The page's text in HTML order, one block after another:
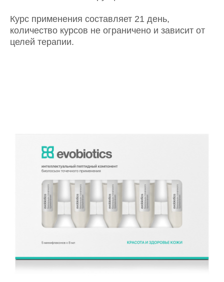
Курс применения составляет 21 день,
количество курсов не ограничено и зависит от
целей терапии.